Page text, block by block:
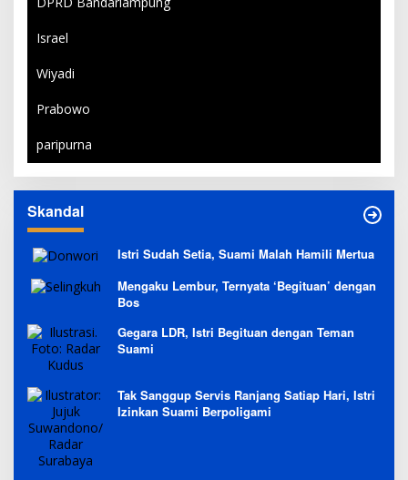
Israel
Wiyadi
Prabowo
paripurna
Skandal
Istri Sudah Setia, Suami Malah Hamili Mertua
Mengaku Lembur, Ternyata ‘Begituan’ dengan
Bos
Gegara LDR, Istri Begituan dengan Teman
Suami
Tak Sanggup Servis Ranjang Satiap Hari, Istri
Izinkan Suami Berpoligami